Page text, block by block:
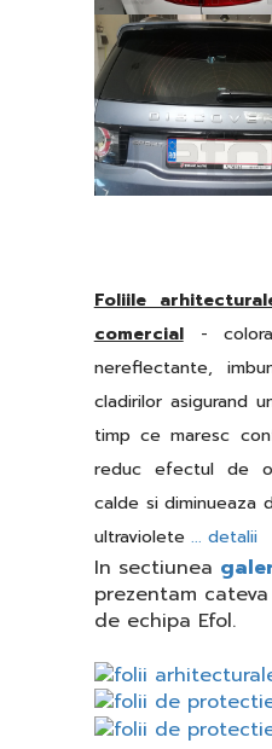
Foliile
comercial-
nereflectante,
cladirilor asigurand
timp ce maresc
reduc efectul de
calde si diminueaza
ultraviolete ... detalii
In sectiunea
prezentam
de echipa Efol.